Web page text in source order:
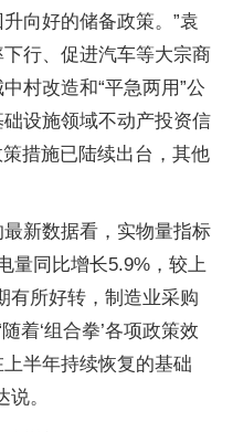
向好的储备政策。”袁
行、促进汽车等大宗商
村改造和“平急两用”公
设施领域不动产投资信
措施已陆续出台，其他
新数据看，实物量指标
量同比增长5.9%，较上
有所好转，制造业采购
着‘组合拳’各项政策效
半年持续恢复的基础
。